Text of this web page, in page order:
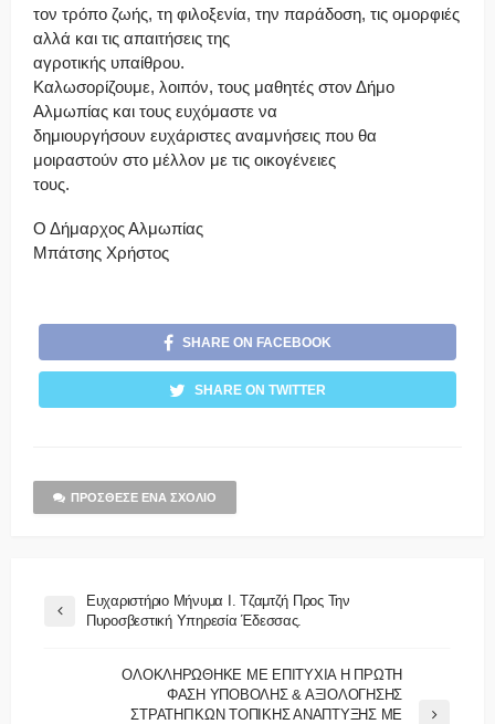
τον τρόπο ζωής, τη φιλοξενία, την παράδοση, τις ομορφιές
αλλά και τις απαιτήσεις της
αγροτικής υπαίθρου.
Καλωσορίζουμε, λοιπόν, τους μαθητές στον Δήμο
Αλμωπίας και τους ευχόμαστε να
δημιουργήσουν ευχάριστες αναμνήσεις που θα
μοιραστούν στο μέλλον με τις οικογένειες
τους.
Ο Δήμαρχος Αλμωπίας
Μπάτσης Χρήστος
SHARE ON FACEBOOK
SHARE ON TWITTER
ΠΡΌΣΘΕΣΕ ΈΝΑ ΣΧΌΛΙΟ
Ευχαριστήριο Μήνυμα Ι. Τζαμτζή Προς Την
Πυροσβεστική Υπηρεσία Έδεσσας.
ΟΛΟΚΛΗΡΩΘΗΚΕ ΜΕ ΕΠΙΤΥΧΙΑ Η ΠΡΩΤΗ
ΦΑΣΗ ΥΠΟΒΟΛΗΣ & ΑΞΙΟΛΟΓΗΣΗΣ
ΣΤΡΑΤΗΓΙΚΩΝ ΤΟΠΙΚΗΣ ΑΝΑΠΤΥΞΗΣ ΜΕ